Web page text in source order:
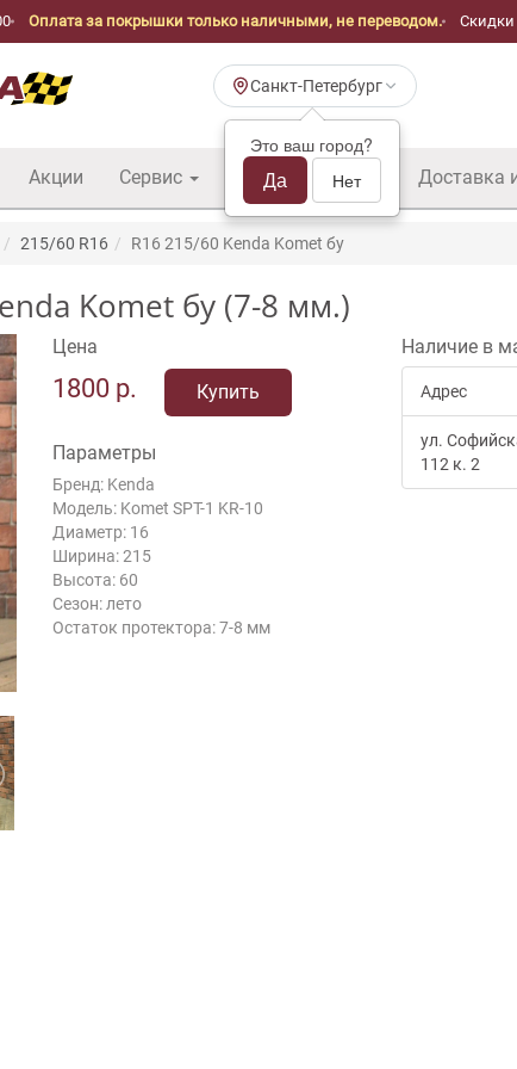
Оплата за покрышки только наличными, не переводом. Скидки
Санкт-Петербург
Это ваш город?
Да Нет
Акции Сервис Шины б/у оптом Доставка
215/60 R16 R16 215/60 Kenda Komet бу
Komet бу (7-8 мм.)
Цена
1800 р. Купить
Параметры
Бренд: Kenda
Модель: Komet SPT-1 KR-10
Диаметр: 16
Ширина: 215
Высота: 60
Сезон: лето
Остаток протектора: 7-8 мм
Наличие в
Адрес
ул.
112 к. 2